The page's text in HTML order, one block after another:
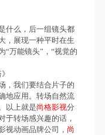
什么，后一组镜头都
，展现一种平时在生
“万能镜头”，“视觉的
，我们要结合片子的
地应用。转场自然流
以上就是尚格影视分
于转场感兴趣的话，
视动画品牌公司， 尚